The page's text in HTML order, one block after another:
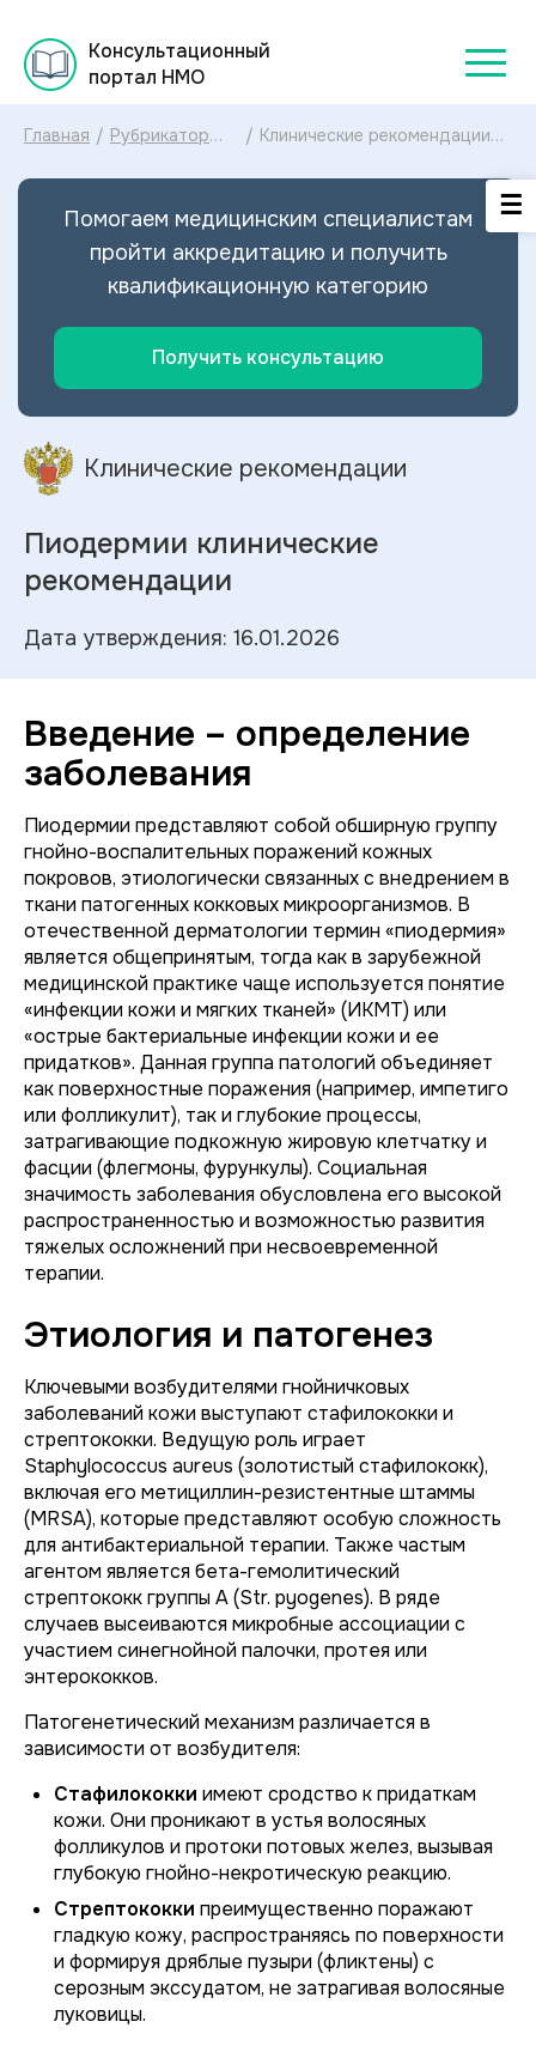
Консультационный
портал НМО
Главная / Рубрикатор
рекомендаций
/ Клинические рекомендации
диагностика и лечение
Помогаем медицинским специалистам
пройти аккредитацию и получить
квалификационную категорию
Получить консультацию
Клинические рекомендации
Пиодермии клинические
рекомендации
Дата утверждения: 16.01.2026
Введение – определение
заболевания
Пиодермии представляют собой обширную группу
гнойно-воспалительных поражений кожных
покровов, этиологически связанных с внедрением в
ткани патогенных кокковых микроорганизмов. В
отечественной дерматологии термин «пиодермия»
является общепринятым, тогда как в зарубежной
медицинской практике чаще используется понятие
«инфекции кожи и мягких тканей» (ИКМТ) или
«острые бактериальные инфекции кожи и ее
придатков». Данная группа патологий объединяет
как поверхностные поражения (например, импетиго
или фолликулит), так и глубокие процессы,
затрагивающие подкожную жировую клетчатку и
фасции (флегмоны, фурункулы). Социальная
значимость заболевания обусловлена его высокой
распространенностью и возможностью развития
тяжелых осложнений при несвоевременной
терапии.
Этиология и патогенез
Ключевыми возбудителями гнойничковых
заболеваний кожи выступают стафилококки и
стрептококки. Ведущую роль играет
Staphylococcus aureus (золотистый стафилококк),
включая его метициллин-резистентные штаммы
(MRSA), которые представляют особую сложность
для антибактериальной терапии. Также частым
агентом является бета-гемолитический
стрептококк группы А (Str. pyogenes). В ряде
случаев высеиваются микробные ассоциации с
участием синегнойной палочки, протея или
энтерококков.
Патогенетический механизм различается в
зависимости от возбудителя:
Стафилококки имеют сродство к придаткам
кожи. Они проникают в устья волосяных
фолликулов и протоки потовых желез, вызывая
глубокую гнойно-некротическую реакцию.
Стрептококки преимущественно поражают
гладкую кожу, распространяясь по поверхности
и формируя дряблые пузыри (фликтены) с
серозным экссудатом, не затрагивая волосяные
луковицы.